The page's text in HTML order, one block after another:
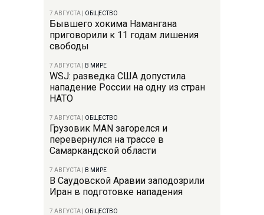
7 АВГУСТА ОБЩЕСТВО
Бывшего хокима Намангана
приговорили к 11 годам лишения
свободы
7 АВГУСТА В МИРЕ
WSJ: разведка США допустила
нападение России на одну из стран
НАТО
7 АВГУСТА ОБЩЕСТВО
Грузовик MAN загорелся и
перевернулся на трассе в
Самаркандской области
7 АВГУСТА В МИРЕ
В Саудовской Аравии заподозрили
Иран в подготовке нападения
7 АВГУСТА ОБЩЕСТВО